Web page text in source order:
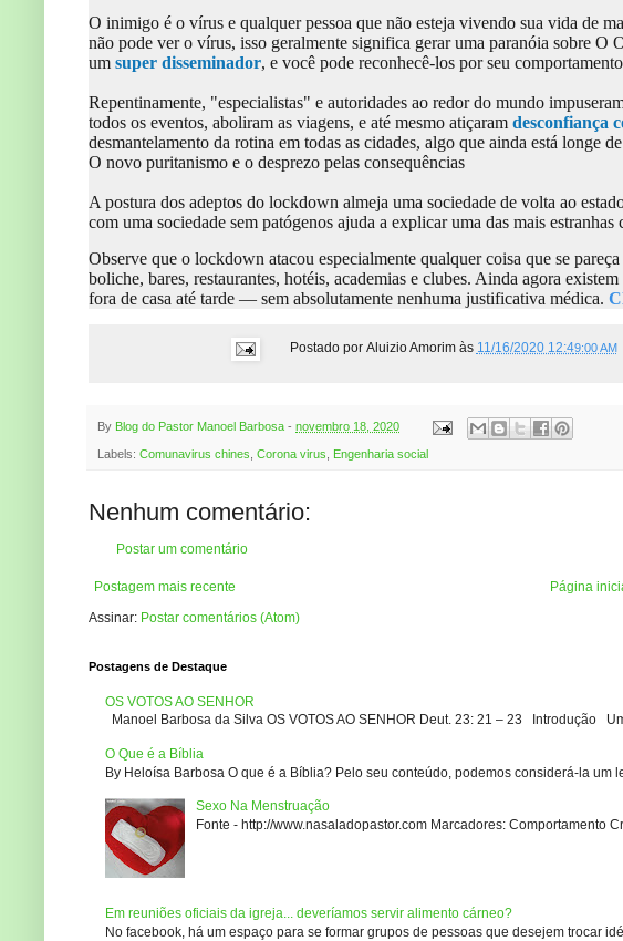
O inimigo é o vírus e qualquer pessoa que não esteja vivendo sua vida de
não pode ver o vírus, isso geralmente significa gerar uma paranóia sobre
um super disseminador, e você pode reconhecê-los por seu
Repentinamente, "especialistas" e autoridades ao redor do mundo
todos os eventos, aboliram as viagens, e até mesmo atiçaram desconfiança
desmantelamento da rotina em todas as cidades, algo que ainda está longe
O novo puritanismo e o desprezo pelas consequências
A postura dos adeptos do lockdown almeja uma sociedade de volta ao
com uma sociedade sem patógenos ajuda a explicar uma das mais
Observe que o lockdown atacou especialmente qualquer coisa que se
boliche, bares, restaurantes, hotéis, academias e clubes. Ainda agora
fora de casa até tarde — sem absolutamente nenhuma justificativa médica.
Postado por Aluizio Amorim às 11/16/2020 12:49:00 AM
By Blog do Pastor Manoel Barbosa - novembro 18, 2020
Labels: Comunavirus chines Corona virus Engenharia social
Nenhum comentário:
Postar um comentário
Postagem mais recente
Página
Assinar: Postar comentários (Atom)
Postagens de Destaque
OS VOTOS AO SENHOR
Manoel Barbosa da Silva OS VOTOS AO SENHOR Deut. 23: 21 – 23 Introdução
O Que é a Bíblia
By Heloísa Barbosa O que é a Bíblia? Pelo seu conteúdo, podemos considerá-la um
Sexo Na Menstruação
Fonte - http://www.nasaladopastor.com Marcadores: Comportamento
Em reuniões oficiais da igreja... deveríamos servir alimento cárneo?
No facebook, há um espaço para se formar grupos de pessoas que desejem trocar